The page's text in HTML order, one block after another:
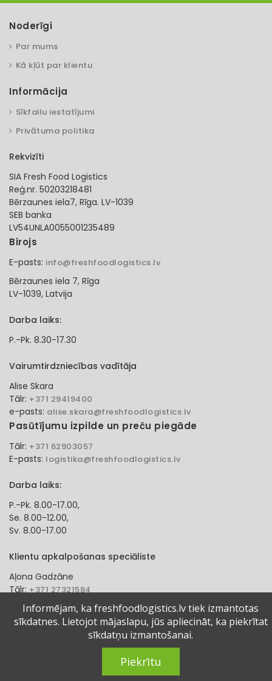
Noderīgi
Par mums
Kā kļūt par klientu
Informācija
Sīkfailu iestatījumi
Privātuma politika
Rekvizīti
SIA Fresh Food Logistics
Reģ.nr. 50203218481
Bērzaunes iela7, Rīga. LV-1039
SEB banka
LV54UNLA0055001235489
Birojs
E-pasts: info@freshfoodlogistics.lv
Bērzaunes iela 7, Rīga
LV-1039, Latvija
Darba laiks:
P.-Pk. 8.30-17.30
Vairumtirdzniecības vadītāja
Alise Skara
Tālr: +371 29419400
e-pasts: alise.skara@freshfoodlogistics.lv
Pasūtījumu izpilde un preču piegāde
Tālr: +371 62903057
E-pasts: logistika@freshfoodlogistics.lv
Darba laiks:
P.-Pk. 8.00-17.00,
Se. 8.00-12.00,
Sv. 8.00-17.00
Klientu apkalpošanas speciāliste
Aļona Gadzāne
Tālr:+371 27321584
e-pasts: alona.gadzane@freshfoodlogistics.lv
© 2024 Fresh Food Logistics SIA. Visas tiesības aizsargātas.
Informējam, ka freshfoodlogistics.lv tiek izmantotas
sīkdatnes. Lietojot mājaslapu, jūs apliecināt, ka piekrītat
sīkdatņu izmantošanai.
Piekrītu